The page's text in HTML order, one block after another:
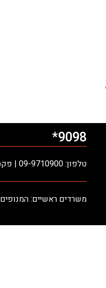
9098*
טלפון: 09-9710900 | פקס: 09-9710900
משרדים ראשיים: המנופים 2 הרצליה פיתוח 4672653